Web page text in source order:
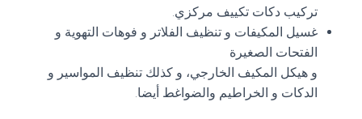
تركيب دكات تكييف مركزي.
غسيل المكيفات و تنظيف الفلاتر و فوهات التهوية و
الفتحات الصغيرة
و هيكل المكيف الخارجي، و كذلك تنظيف المواسير و
الدكات و الخراطيم والضواغط أيضا.